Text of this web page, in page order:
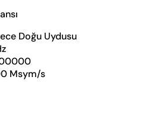
Doğu Uydusu
Msym/s